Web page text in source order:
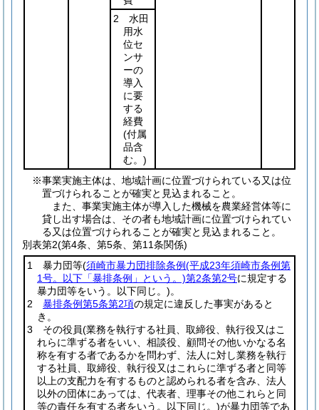
2 水田
用水
位セ
ンサ
ーの
導入
に要
する
経費
(付属
品含
む。)
※事業実施主体は、地域計画に位置づけられている又は位
置づけられることが確実と見込まれること。
また、事業実施主体が導入した機械を農業経営体等に
貸し出す場合は、その者も地域計画に位置づけられてい
る又は位置づけられることが確実と見込まれること。
別表第2(第4条、第5条、第11条関係)
1 暴力団等(須崎市暴力団排除条例(平成23年須崎市条例第
1号。以下「暴排条例」という。)第2条第2号に規定する
暴力団等をいう。以下同じ。)。
2 暴排条例第5条第2項の規定に違反した事実があると
き。
3 その役員(業務を執行する社員、取締役、執行役又はこ
れらに準ずる者をいい、相談役、顧問その他いかなる名
称を有する者であるかを問わず、法人に対し業務を執行
する社員、取締役、執行役又はこれらに準ずる者と同等
以上の支配力を有するものと認められる者を含み、法人
以外の団体にあっては、代表者、理事その他これらと同
等の責任を有する者をいう。以下同じ。)が暴力団等であ